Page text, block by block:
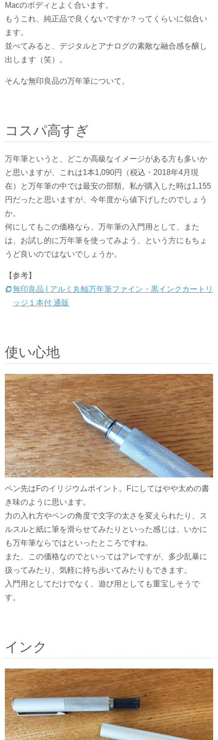
Macのボディとよく合います。
もうこれ、純正品で良くないですか？ってくらいに似合い
ます。
並べてみると、デジタルとアナログの素敵な融合感を醸し
出します（笑）。
そんな無印良品の万年筆について。
コスパ高すぎ
万年筆というと、どこか高級なイメージがある方も多いか
と思いますが、これは1本1,090円（税込・2018年4月現
在）と万年筆の中では最安の部類。私が購入した時は1,155
円だったと思いますが、今年度から値下げしたのでしょう
か。
何にしてもこの価格なら、万年筆の入門用として、また
は、お試し的に万年筆を使ってみよう、という方にもちょ
うど良いのではないでしょうか。
【参考】
無印良品 | アルミ丸軸万年筆ファイン・黒インクカートリ
ッジ１本付 通販
使い心地
ペン先はFのイリジウムポイント。Fにしてはやや太めの書
き味のように思います。
力の入れ方やペンの角度で文字の太さを変えられたり、ス
ルスルと紙に筆を滑らせてみたりといった感じは、いかに
も万年筆ならではといったところですね。
また、この価格なのでといってはアレですが、多少乱暴に
扱ってみたり、気軽に持ち歩いてみたりもできます。
入門用としてだけでなく、遊び用としても重宝しそうで
す。
インク